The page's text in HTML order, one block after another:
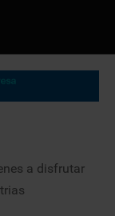
a disfrutar